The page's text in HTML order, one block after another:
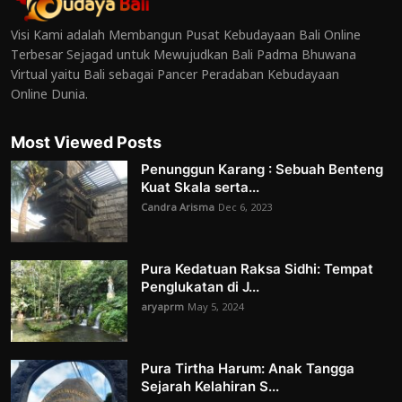
Visi Kami adalah Membangun Pusat Kebudayaan Bali Online
Terbesar Sejagad untuk Mewujudkan Bali Padma Bhuwana
Virtual yaitu Bali sebagai Pancer Peradaban Kebudayaan
Online Dunia.
Most Viewed Posts
Penunggun Karang : Sebuah Benteng
Kuat Skala serta...
Candra Arisma Dec 6, 2023
Pura Kedatuan Raksa Sidhi: Tempat
Penglukatan di J...
aryaprm May 5, 2024
Pura Tirtha Harum: Anak Tangga
Sejarah Kelahiran S...